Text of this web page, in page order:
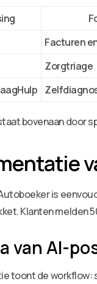
Facturen
Zorgtriage
bovenaan door
is
Klanten melden
van AI-
toont de